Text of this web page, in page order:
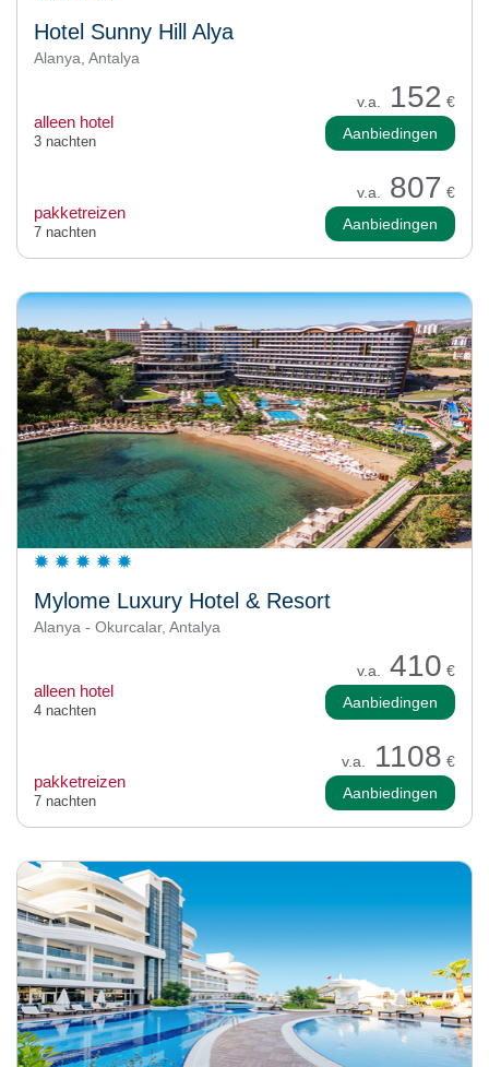
Hotel Sunny Hill Alya
Alanya, Antalya
v.a. 152 €
alleen hotel
3 nachten Aanbiedingen
v.a. 807 €
pakketreizen
7 nachten Aanbiedingen
Mylome Luxury Hotel & Resort
Alanya - Okurcalar, Antalya
v.a. 410 €
alleen hotel
4 nachten Aanbiedingen
v.a. 1108 €
pakketreizen
7 nachten Aanbiedingen